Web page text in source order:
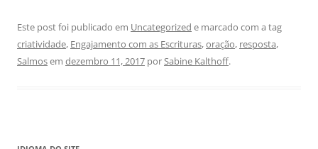
Este post foi publicado em Uncategorized e marcado com a tag
criatividade, Engajamento com as Escrituras,oração, resposta,
Salmosem dezembro 11, 2017 porSabine Kalthoff.